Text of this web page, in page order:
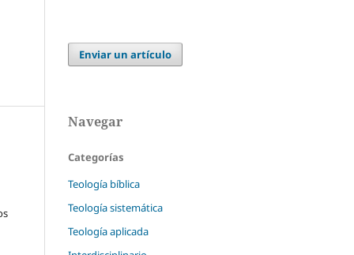
Enviar un artículo
Navegar
Categorías
Teología bíblica
Teología sistemática
Teología aplicada